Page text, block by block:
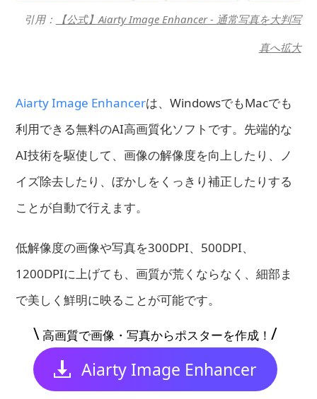
引用：
【公式】Aiarty Image Enhancer - 通常写真を大判写
真へ拡大
Aiarty Image Enhancerは、WindowsでもMacでも
利用できる無料のAI高画質化ソフトです。先端的な
AI技術を駆使して、画像の解像度を向上したり、ノ
イズ除去したり、ぼかしをくっきり補正したりする
ことが自動で行えます。
低解像度の画像や写真を300DPI、500DPI、
1200DPIに上げても、画質が荒くならなく、細部ま
で美しく鮮明に映ることが可能です。
\高画質で画像・写真からポスターを作成！ /
Aiarty Image Enhancer